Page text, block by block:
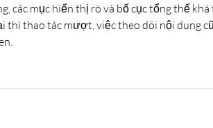
các mục hiển thị rõ và bố cục tổng thể
thì thao tác mượt, việc theo dõi nội dung